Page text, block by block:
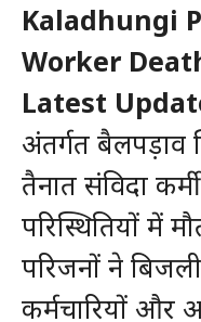
Kaladhungi
Worker
Latest
अंतर्गत बैलपड़ाव
तैनात संविदा
परिस्थितियों में
परिजनों ने
कर्मचारियों और